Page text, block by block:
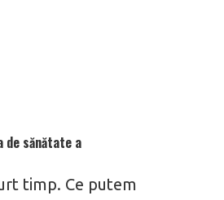
de sănătate a
timp. Ce putem